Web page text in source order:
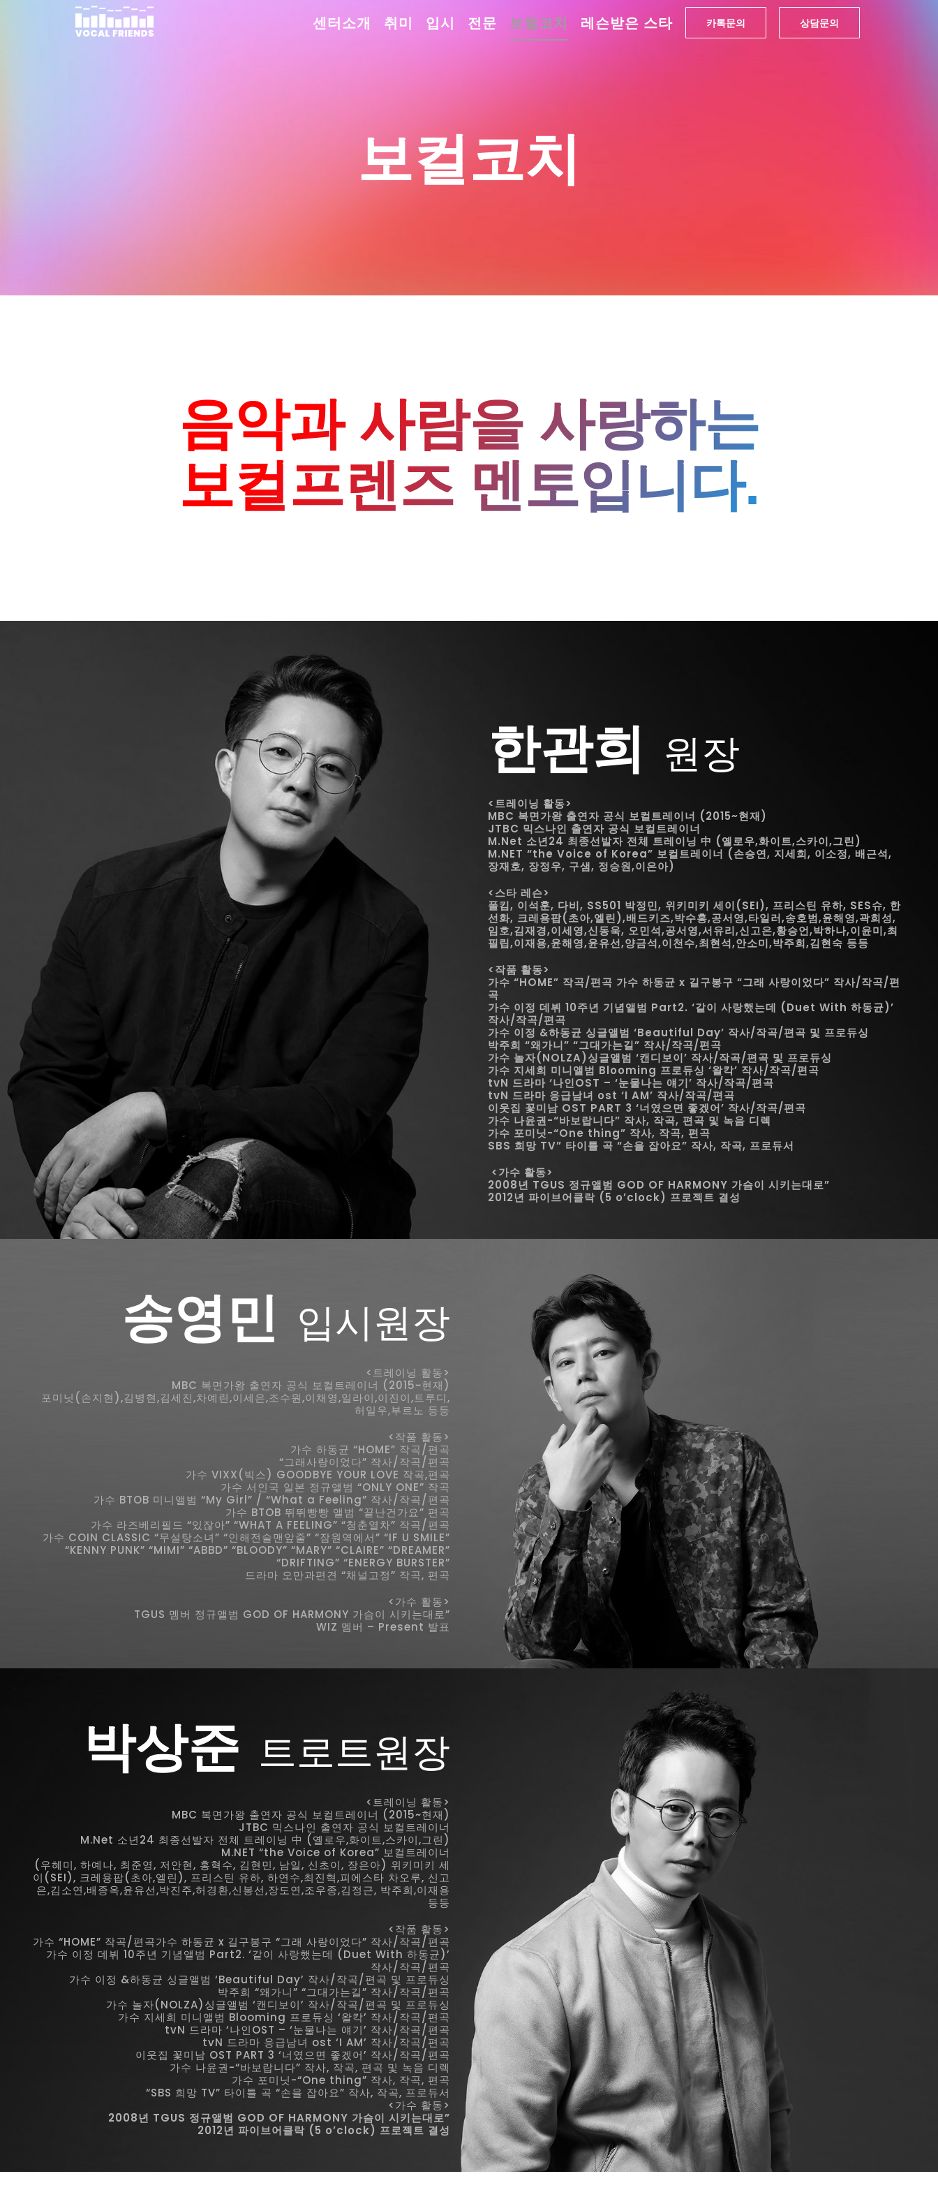
센터소개 취미 입시 전문 보컬코치 레슨받은 스타 카톡문의 상담문의
보컬코치
음악과 사람을 사랑하는
보컬프렌즈 멘토입니다.
한관희 원장
<트레이닝 활동>
MBC 복면가왕 출연자 공식 보컬트레이너 (2015~현재)
JTBC 믹스나인 출연자 공식 보컬트레이너
M.Net 소년24 최종선발자 전체 트레이닝 中 (옐로우,화이트,스카이,그린)
M.NET “the Voice of Korea” 보컬트레이너 (손승연, 지세희, 이소정, 배근석,
장재호, 장정우, 구샘, 정승원,이은아)
<스타 레슨>
폴킴, 이석훈, 다비, SS501 박정민, 위키미키 세이(SEI), 프리스틴 유하, SES슈, 한
선화, 크레용팝(초아,엘린),배드키즈,박수홍,공서영,타일러,송호범,윤해영,곽희성,
임호,김재경,이세영,신동욱, 오민석,공서영,서유리,신고은,황승언,박하나,이윤미,최
필립,이재용,윤해영,윤유선,양금석,이천수,최현석,안소미,박주희,김현숙 등등
<작품 활동>
가수 “HOME” 작곡/편곡 가수 하동균 x 길구봉구 “그래 사랑이었다” 작사/작곡/편
곡
가수 이정 데뷔 10주년 기념앨범 Part2. ‘같이 사랑했는데 (Duet With 하동균)’
작사/작곡/편곡
가수 이정 &하동균 싱글앨범 ‘Beautiful Day’ 작사/작곡/편곡 및 프로듀싱
박주희 “왜가니” “그대가는길” 작사/작곡/편곡
가수 놀자(NOLZA)싱글앨범 ‘캔디보이’ 작사/작곡/편곡 및 프로듀싱
가수 지세희 미니앨범 Blooming 프로듀싱 ‘왈칵’ 작사/작곡/편곡
tvN 드라마 ‘나인OST – ‘눈물나는 얘기’ 작사/작곡/편곡
tvN 드라마 응급남녀 ost ‘I AM’ 작사/작곡/편곡
이웃집 꽃미남 OST PART 3 ‘너였으면 좋겠어’ 작사/작곡/편곡
가수 나윤권-“바보랍니다” 작사, 작곡, 편곡 및 녹음 디렉
가수 포미닛-“One thing” 작사, 작곡, 편곡
SBS 희망 TV” 타이틀 곡 “손을 잡아요” 작사, 작곡, 프로듀서
<가수 활동>
2008년 TGUS 정규앨범 GOD OF HARMONY 가슴이 시키는대로”
2012년 파이브어클락 (5 o’clock) 프로젝트 결성
송영민 입시원장
<트레이닝 활동>
MBC 복면가왕 출연자 공식 보컬트레이너 (2015~현재)
포미닛(손지현),김병현,김세진,차예린,이세은,조수원,이채영,일라이,이진이,트루디,
허일우,부르노 등등
<작품 활동>
가수 하동균 “HOME” 작곡/편곡
“그래사랑이었다” 작사/작곡/편곡
가수 VIXX(빅스) GOODBYE YOUR LOVE 작곡,편곡
가수 서인국 일본 정규앨범 “ONLY ONE” 작곡
가수 BTOB 미니앨범 “My Girl” / “What a Feeling” 작사/작곡/편곡
가수 BTOB 뛰뛰빵빵 앨범 “끝난건가요” 편곡
가수 라즈베리필드 “있잖아” “WHAT A FEELING” “청춘열차” 작곡/편곡
가수 COIN CLASSIC “무설탕소녀” “인해전술맨앞줄” “잠원역에서” “IF U SMILE”
“KENNY PUNK” “MIMI” “ABBD” “BLOODY” “MARY” “CLAIRE” “DREAMER”
“DRIFTING” “ENERGY BURSTER”
드라마 오만과편견 “채널고정” 작곡, 편곡
<가수 활동>
TGUS 멤버 정규앨범 GOD OF HARMONY 가슴이 시키는대로”
WIZ 멤버 – Present 발표
박상준 트로트원장
<트레이닝 활동>
MBC 복면가왕 출연자 공식 보컬트레이너 (2015~현재)
JTBC 믹스나인 출연자 공식 보컬트레이너
M.Net 소년24 최종선발자 전체 트레이닝 中 (옐로우,화이트,스카이,그린)
M.NET “the Voice of Korea” 보컬트레이너
(우혜미, 하예나, 최준영, 저안현, 홍혁수, 김현민, 남일, 신초이, 장은아) 위키미키 세
이(SEI), 크레용팝(초아,엘린), 프리스틴 유하, 하연수,최진혁,피에스타 차오루, 신고
은,김소연,배종옥,윤유선,박진주,허경환,신봉선,장도연,조우종,김정근, 박주희,이재용
등등
<작품 활동>
가수 “HOME” 작곡/편곡가수 하동균 x 길구봉구 “그래 사랑이었다” 작사/작곡/편곡
가수 이정 데뷔 10주년 기념앨범 Part2. ‘같이 사랑했는데 (Duet With 하동균)’
작사/작곡/편곡
가수 이정 &하동균 싱글앨범 ‘Beautiful Day’ 작사/작곡/편곡 및 프로듀싱
박주희 “왜가니” “그대가는길” 작사/작곡/편곡
가수 놀자(NOLZA)싱글앨범 ‘캔디보이’ 작사/작곡/편곡 및 프로듀싱
가수 지세희 미니앨범 Blooming 프로듀싱 ‘왈칵’ 작사/작곡/편곡
tvN 드라마 ‘나인OST – ‘눈물나는 얘기’ 작사/작곡/편곡
tvN 드라마 응급남녀 ost ‘I AM’ 작사/작곡/편곡
이웃집 꽃미남 OST PART 3 ‘너였으면 좋겠어’ 작사/작곡/편곡
가수 나윤권-“바보랍니다” 작사, 작곡, 편곡 및 녹음 디렉
가수 포미닛-“One thing” 작사, 작곡, 편곡
“SBS 희망 TV” 타이틀 곡 “손을 잡아요” 작사, 작곡, 프로듀서
<가수 활동>
2008년 TGUS 정규앨범 GOD OF HARMONY 가슴이 시키는대로”
2012년 파이브어클락 (5 o’clock) 프로젝트 결성